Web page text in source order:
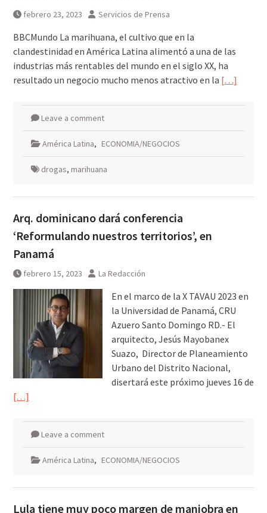
febrero 23, 2023 Servicios de Prensa
BBCMundo La marihuana, el cultivo que en la
clandestinidad en América Latina alimentó a una de las
industrias más rentables del mundo en el siglo XX, ha
resultado un negocio mucho menos atractivo en la […]
Leave a comment
América Latina, ECONOMIA/NEGOCIOS
drogas, marihuana
Arq. dominicano dará conferencia
‘Reformulando nuestros territorios’, en
Panamá
febrero 15, 2023 La Redacción
En el marco de la X TAVAU 2023 en
la Universidad de Panamá, CRU
Azuero Santo Domingo RD.- El
arquitecto, Jesús Mayobanex
Suazo, Director de Planeamiento
Urbano del Distrito Nacional,
disertará este próximo jueves 16 de
[…]
Leave a comment
América Latina, ECONOMIA/NEGOCIOS
Lula tiene muy poco margen de maniobra en